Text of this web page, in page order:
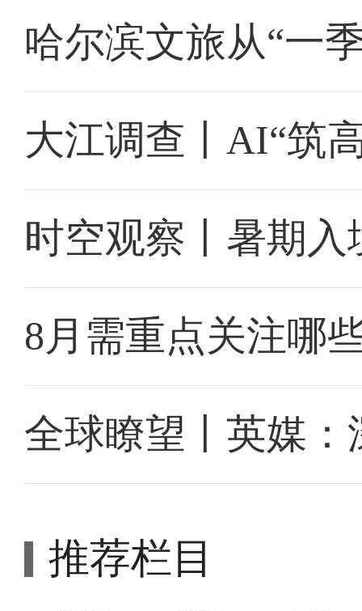
哈尔滨文旅从“一
大江调查丨AI“筑
时空观察丨暑期入
8月需重点关注哪
全球瞭望丨英媒
推荐栏目